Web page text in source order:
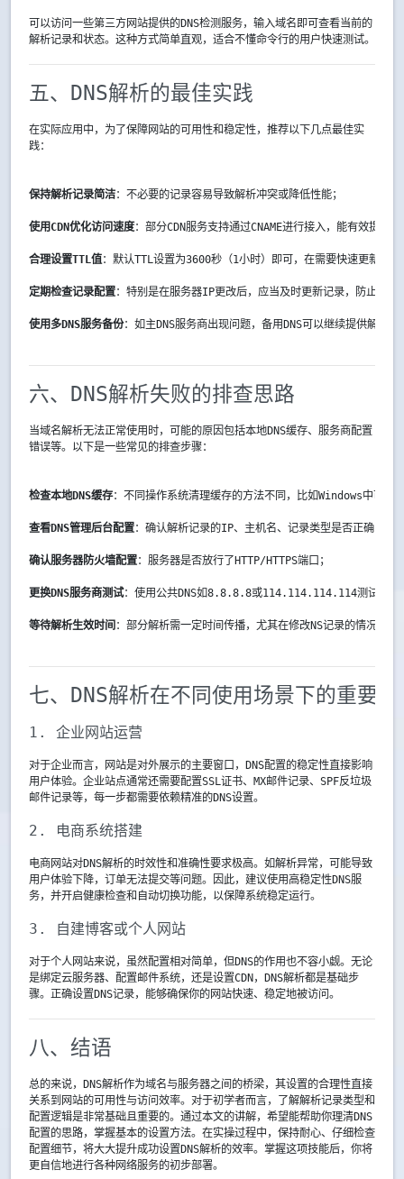
可以访问一些第三方网站提供的DNS检测服务，输入域名即可查看当前的
解析记录和状态。这种方式简单直观，适合不懂命令行的用户快速测试。
五、DNS解析的最佳实践
在实际应用中，为了保障网站的可用性和稳定性，推荐以下几点最佳实
践：
保持解析记录简洁：不必要的记录容易导致解析冲突或降低性能；
使用CDN优化访问速度：部分CDN服务支持通过CNAME进行接入，能有效提升
合理设置TTL值：默认TTL设置为3600秒（1小时）即可，在需要快速更新时
定期检查记录配置：特别是在服务器IP更改后，应当及时更新记录，防止不生
使用多DNS服务备份：如主DNS服务商出现问题，备用DNS可以继续提供解析
六、DNS解析失败的排查思路
当域名解析无法正常使用时，可能的原因包括本地DNS缓存、服务商配置
错误等。以下是一些常见的排查步骤：
检查本地DNS缓存：不同操作系统清理缓存的方法不同，比如Windows中可以
查看DNS管理后台配置：确认解析记录的IP、主机名、记录类型是否正确；
确认服务器防火墙配置：服务器是否放行了HTTP/HTTPS端口；
更换DNS服务商测试：使用公共DNS如8.8.8.8或114.114.114.114测试解析
等待解析生效时间 ：部分解析需一定时间传播，尤其在修改NS记录的情况下。
七、DNS解析在不同使用场景下的重要性
1. 企业网站运营
对于企业而言，网站是对外展示的主要窗口，DNS配置的稳定性直接影响
用户体验。企业站点通常还需要配置SSL证书、MX邮件记录、SPF反垃圾
邮件记录等，每一步都需要依赖精准的DNS设置。
2. 电商系统搭建
电商网站对DNS解析的时效性和准确性要求极高。如解析异常，可能导致
用户体验下降，订单无法提交等问题。因此，建议使用高稳定性DNS服
务，并开启健康检查和自动切换功能，以保障系统稳定运行。
3. 自建博客或个人网站
对于个人网站来说，虽然配置相对简单，但DNS的作用也不容小觑。无论
是绑定云服务器、配置邮件系统，还是设置CDN，DNS解析都是基础步
骤。正确设置DNS记录，能够确保你的网站快速、稳定地被访问。
八、结语
总的来说，DNS解析作为域名与服务器之间的桥梁，其设置的合理性直接
关系到网站的可用性与访问效率。对于初学者而言，了解解析记录类型和
配置逻辑是非常基础且重要的。通过本文的讲解，希望能帮助你理清DNS
配置的思路，掌握基本的设置方法。在实操过程中，保持耐心、仔细检查
配置细节，将大大提升成功设置DNS解析的效率。掌握这项技能后，你将
更自信地进行各种网络服务的初步部署。